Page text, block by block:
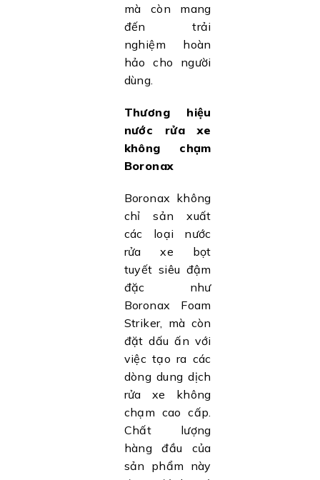
mà còn mang
đến trải
nghiệm hoàn
hảo cho người
dùng.
Thương hiệu
nước rửa xe
không chạm
Boronax
Boronax không
chỉ sản xuất
các loại nước
rửa xe bọt
tuyết siêu đậm
đặc như
Boronax Foam
Striker, mà còn
đặt dấu ấn với
việc tạo ra các
dòng dung dịch
rửa xe không
chạm cao cấp.
Chất lượng
hàng đầu của
sản phẩm này